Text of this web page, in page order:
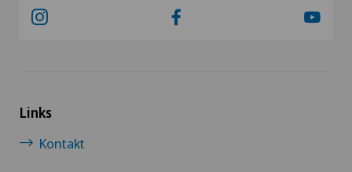
Links
Kontakt